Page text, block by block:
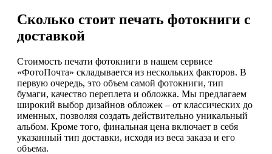
Сколько стоит печать фотокниги с
доставкой
Стоимость печати фотокниги в нашем сервисе
«ФотоПочта» складывается из нескольких факторов. В
первую очередь, это объем самой фотокниги, тип
бумаги, качество переплета и обложка. Мы предлагаем
широкий выбор дизайнов обложек – от классических до
именных, позволяя создать действительно уникальный
альбом. Кроме того, финальная цена включает в себя
указанный тип доставки, исходя из веса заказа и его
объема.